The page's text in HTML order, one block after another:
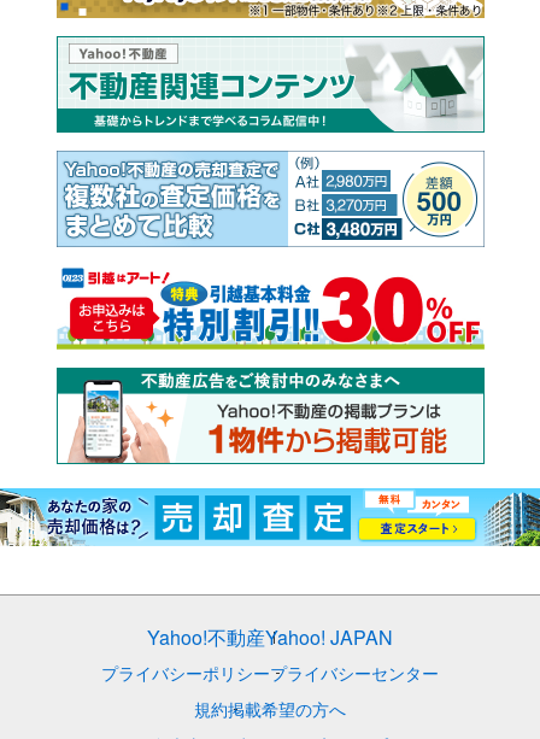
Yahoo!不動産Yahoo! JAPAN
プライバシーポリシープライバシーセンター
規約掲載希望の方へ